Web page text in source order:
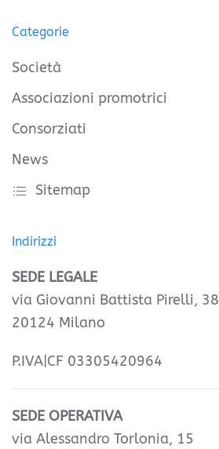
Categorie
Società
Associazioni promotrici
Consorziati
News
Sitemap
Indirizzi
SEDE LEGALE
via Giovanni Battista Pirelli, 38
20124 Milano
P.IVA|CF 03305420964
SEDE OPERATIVA
via Alessandro Torlonia, 15